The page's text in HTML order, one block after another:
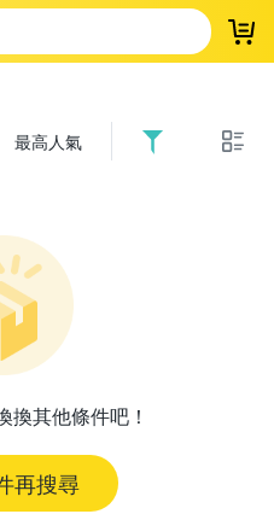
登
最高人氣
換其他條件吧！
再搜尋